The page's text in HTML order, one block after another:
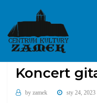
content
koncerty
Koncert
by zamek sty 24, 2023